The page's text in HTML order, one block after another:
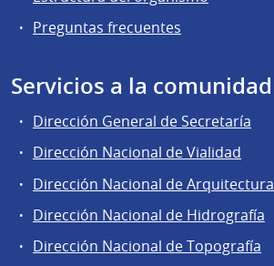
Preguntas frecuentes
Servicios a la comunidad
Dirección General de Secretaría
Dirección Nacional de Vialidad
Dirección Nacional de Arquitectura
Dirección Nacional de Hidrografía
Dirección Nacional de Topografía